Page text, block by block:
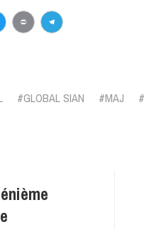
PrintTelegram
GLOBAL SIAN MAJ